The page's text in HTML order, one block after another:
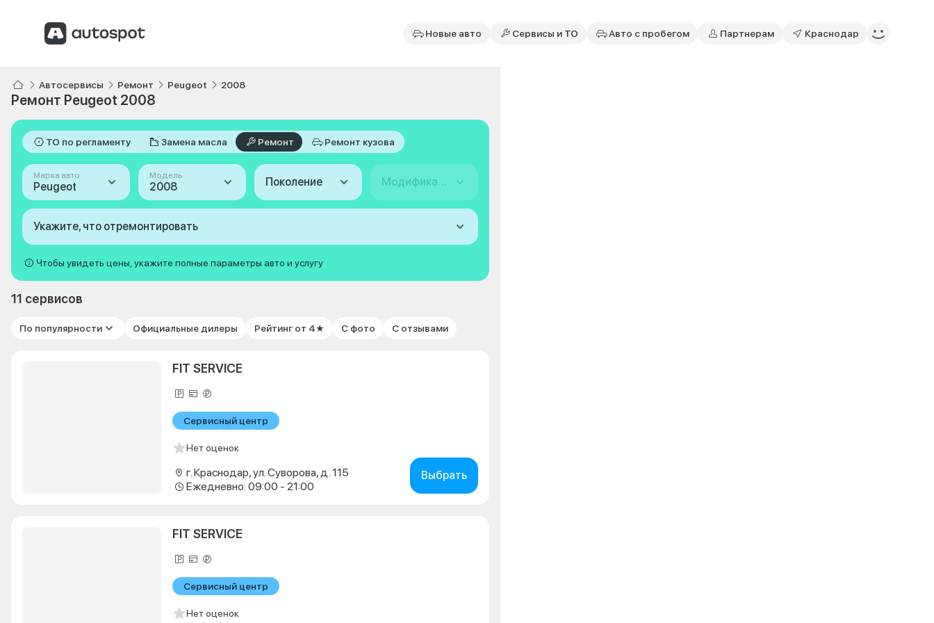
Новые авто Сервисы и ТО Авто с пробегом Партнерам Краснодар
Автосервисы Ремонт Peugeot 2008
Ремонт Peugeot 2008
ТО по регламенту Замена масла Ремонт Ремонт кузова
Марка авто
Peugeot
Модель
2008 Поколение Модификация
Укажите, что отремонтировать
Чтобы увидеть цены, укажите полные параметры авто и услугу
11 сервисов
По популярности Официальные дилеры Рейтинг от 4★ С фото С отзывами
FIT SERVICE
Сервисный центр
Нет оценок
г. Краснодар, ул. Суворова, д. 115
Ежедневно: 09:00 - 21:00
Выбрать
FIT SERVICE
Сервисный центр
Нет оценок